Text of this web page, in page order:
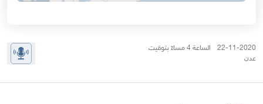
22-11-2020 الساعة 4 مساءً بتوقيت
عدن